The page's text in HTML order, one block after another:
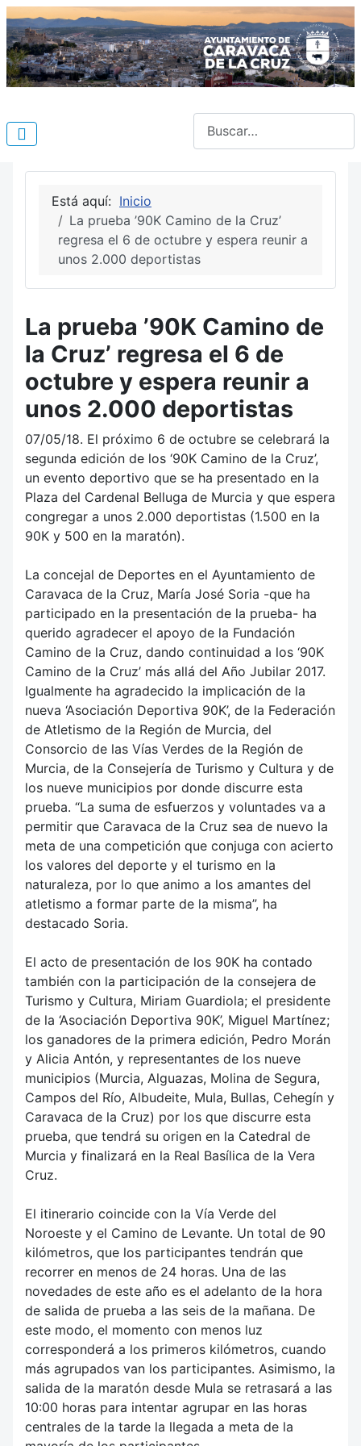
Está aquí: Inicio
La prueba ’90K Camino de la Cruz’
regresa el 6 de octubre y espera reunir a
unos 2.000 deportistas
La prueba ’90K Camino de
la Cruz’ regresa el 6 de
octubre y espera reunir a
unos 2.000 deportistas
07/05/18. El próximo 6 de octubre se celebrará la
segunda edición de los ‘90K Camino de la Cruz’,
un evento deportivo que se ha presentado en la
Plaza del Cardenal Belluga de Murcia y que espera
congregar a unos 2.000 deportistas (1.500 en la
90K y 500 en la maratón).
La concejal de Deportes en el Ayuntamiento de
Caravaca de la Cruz, María José Soria -que ha
participado en la presentación de la prueba- ha
querido agradecer el apoyo de la Fundación
Camino de la Cruz, dando continuidad a los ‘90K
Camino de la Cruz’ más allá del Año Jubilar 2017.
Igualmente ha agradecido la implicación de la
nueva ‘Asociación Deportiva 90K’, de la Federación
de Atletismo de la Región de Murcia, del
Consorcio de las Vías Verdes de la Región de
Murcia, de la Consejería de Turismo y Cultura y de
los nueve municipios por donde discurre esta
prueba. “La suma de esfuerzos y voluntades va a
permitir que Caravaca de la Cruz sea de nuevo la
meta de una competición que conjuga con acierto
los valores del deporte y el turismo en la
naturaleza, por lo que animo a los amantes del
atletismo a formar parte de la misma”, ha
destacado Soria.
El acto de presentación de los 90K ha contado
también con la participación de la consejera de
Turismo y Cultura, Miriam Guardiola; el presidente
de la ‘Asociación Deportiva 90K’, Miguel Martínez;
los ganadores de la primera edición, Pedro Morán
y Alicia Antón, y representantes de los nueve
municipios (Murcia, Alguazas, Molina de Segura,
Campos del Río, Albudeite, Mula, Bullas, Cehegín y
Caravaca de la Cruz) por los que discurre esta
prueba, que tendrá su origen en la Catedral de
Murcia y finalizará en la Real Basílica de la Vera
Cruz.
El itinerario coincide con la Vía Verde del
Noroeste y el Camino de Levante. Un total de 90
kilómetros, que los participantes tendrán que
recorrer en menos de 24 horas. Una de las
novedades de este año es el adelanto de la hora
de salida de prueba a las seis de la mañana. De
este modo, el momento con menos luz
corresponderá a los primeros kilómetros, cuando
más agrupados van los participantes. Asimismo, la
salida de la maratón desde Mula se retrasará a las
10:00 horas para intentar agrupar en las horas
centrales de la tarde la llegada a meta de la